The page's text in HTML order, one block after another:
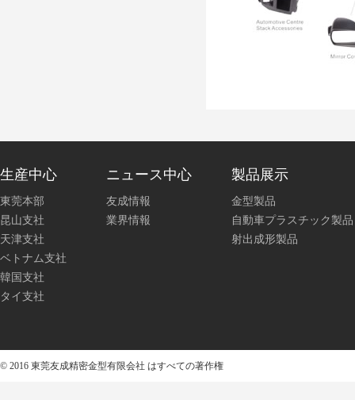
生産中心
東莞本部
昆山支社
天津支社
ベトナム支社
韓国支社
タイ支社
ニュース中心
友成情報
業界情報
製品展示
金型製品
自動車プラスチック製品
射出成形製品
© 2016 東莞友成精密金型有限会社 はすべての著作権